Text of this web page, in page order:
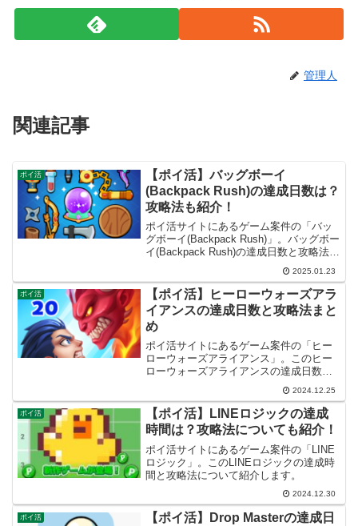
管理人
関連記事
ポイ活
【ポイ活】バッグボーイ
(Backpack Rush)の達成日数は？
攻略法も紹介！
ポイ活サイトにあるゲーム案件の「バッ
グボーイ(Backpack Rush)」。バッグボー
イ(Backpack Rush)の達成日数と攻略法に
2025.01.23
ポイ活
【ポイ活】ヒーローウォーズアラ
イアンスの達成日数と攻略法まと
め
ポイ活サイトにあるゲーム案件の「ヒー
ローウォーズアライアンス」。このヒー
ローウォーズアライアンスの達成日数と
2024.12.25
ポイ活
【ポイ活】LINEロジックの達成
時間は？攻略法についても紹介！
ポイ活サイトにあるゲーム案件の「LINE
ロジック」。このLINEロジックの達成時
間と攻略法について紹介します。
2024.12.30
ポイ活
【ポイ活】Drop Masterの達成日